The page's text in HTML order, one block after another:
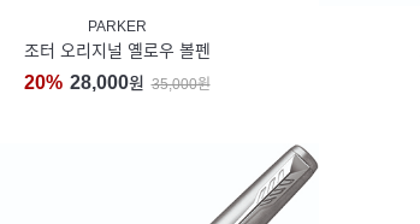
PARKER
조터 오리지널 옐로우 볼펜
20% 28,000원 35,000원